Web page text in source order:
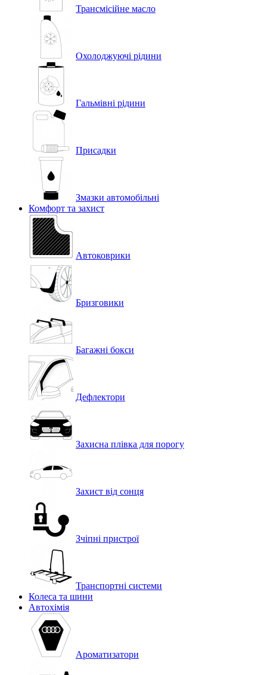
Трансмісійне масло
Охолоджуючі рідини
Гальмівні рідини
Присадки
Змазки автомобільні
Комфорт та захист
Автоковрики
Бризговики
Багажні бокси
Дефлектори
Захисна плівка для порогу
Захист від сонця
Зчіпні пристрої
Транспортні системи
Колеса та шини
Автохімія
Ароматизатори